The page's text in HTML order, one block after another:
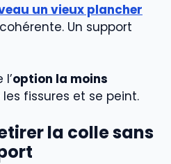
un vieux plancher
Un support
option la moins
les fissures et se peint.
la colle sans